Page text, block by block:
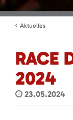
Aktuelles
RACE
2024
23.05.2024